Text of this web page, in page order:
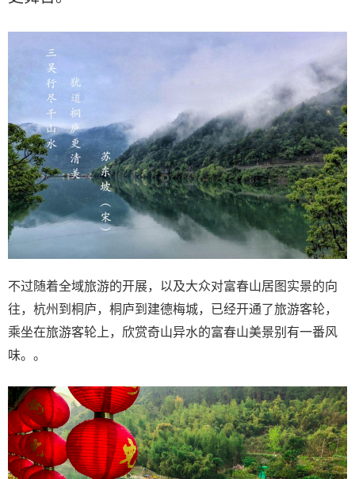
不过随着全域旅游的开展，以及大众对富春山居图实景的向
往，杭州到桐庐，桐庐到建德梅城，已经开通了旅游客轮，
乘坐在旅游客轮上，欣赏奇山异水的富春山美景别有一番风
味。。